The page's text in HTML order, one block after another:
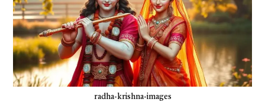
radha-krishna-images